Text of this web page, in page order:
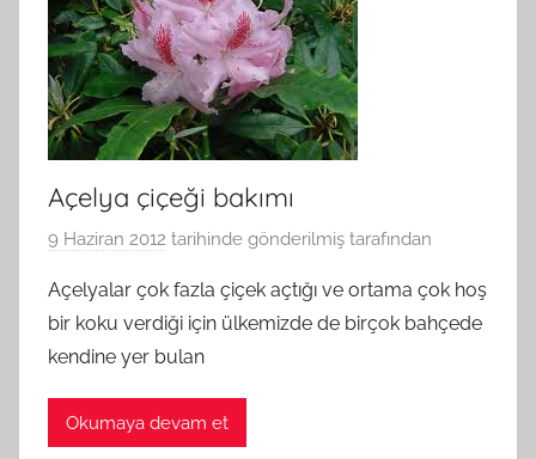
Açelya çiçeği bakımı
9 Haziran 2012 tarihinde gönderilmiş tarafından
Açelyalar çok fazla çiçek açtığı ve ortama çok hoş
bir koku verdiği için ülkemizde de birçok bahçede
kendine yer bulan
Okumaya devam et